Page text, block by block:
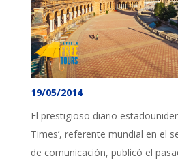
19/05/2014
El prestigioso diario
Times’, referente mundial en el
de comunicación, publicó el